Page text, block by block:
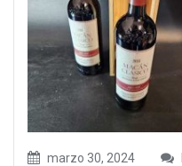
marzo 30, 2024